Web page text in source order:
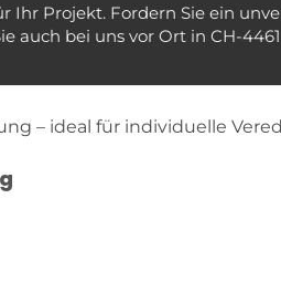
Projekt. Fordern Sie ein
auch bei uns vor Ort in CH-
– ideal für individuelle